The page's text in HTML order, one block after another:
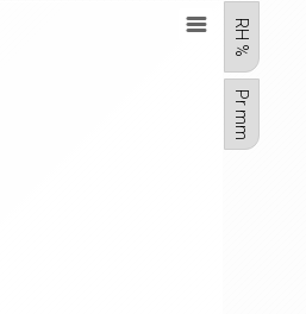
RH %
Pr mm